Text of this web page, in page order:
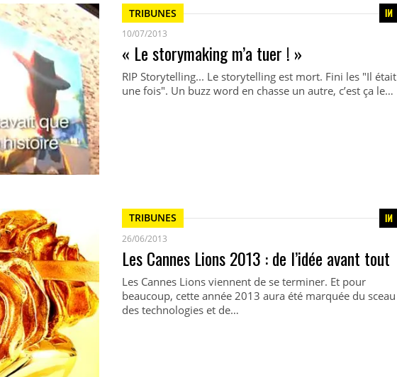
TRIBUNES
10/07/2013
« Le storymaking m’a tuer ! »
RIP Storytelling... Le storytelling est mort. Fini les "Il était
une fois". Un buzz word en chasse un autre, c’est ça le…
TRIBUNES
26/06/2013
Les Cannes Lions 2013 : de l’idée avant tout
Les Cannes Lions viennent de se terminer. Et pour
beaucoup, cette année 2013 aura été marquée du sceau
des technologies et de…